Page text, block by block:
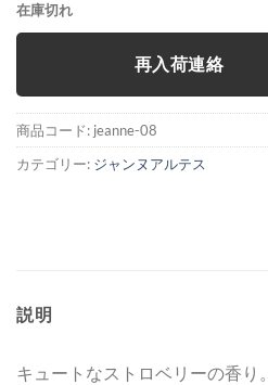
在庫切れ
再入荷連絡
商品コード: jeanne-08
カテゴリー: ジャンヌアルテス
説明
キュートなストロベリーの香り。